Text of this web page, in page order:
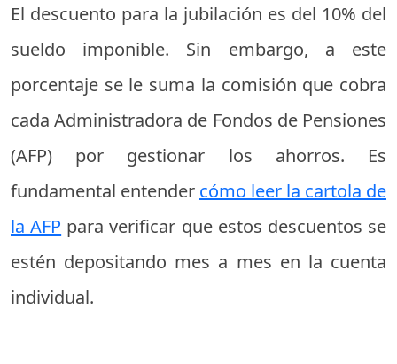
El descuento para la jubilación es del 10% del
sueldo imponible. Sin embargo, a este
porcentaje se le suma la comisión que cobra
cada Administradora de Fondos de Pensiones
(AFP) por gestionar los ahorros. Es
fundamental entender cómo leer la cartola de
la AFP para verificar que estos descuentos se
estén depositando mes a mes en la cuenta
individual.